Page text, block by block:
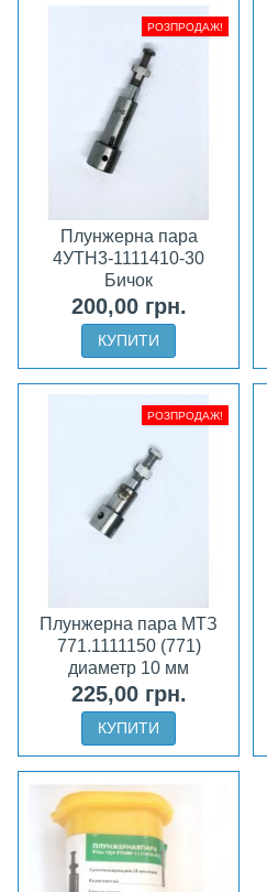
РОЗПРОДАЖ!
Плунжерна пара
4УТН3-1111410-30
Бичок
200,00 грн.
КУПИТИ
РОЗПРОДАЖ!
Плунжерна пара МТЗ
771.1111150 (771)
диаметр 10 мм
225,00 грн.
КУПИТИ